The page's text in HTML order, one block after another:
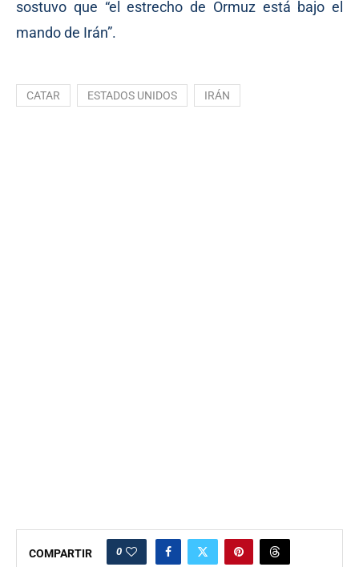
sostuvo que “el estrecho de Ormuz está bajo el
mando de Irán”.
CATAR ESTADOS UNIDOS IRÁN
COMPARTIR 0